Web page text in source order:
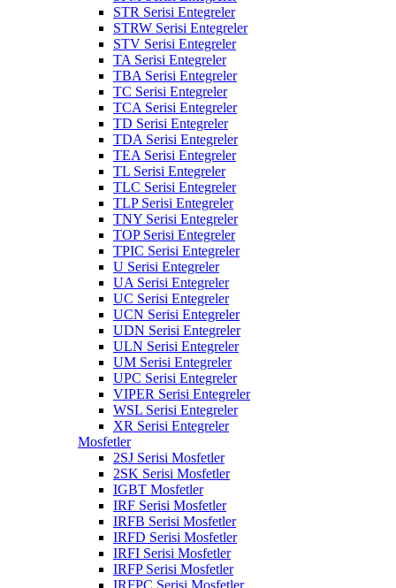
STR Serisi Entegreler
STRW Serisi Entegreler
STV Serisi Entegreler
TA Serisi Entegreler
TBA Serisi Entegreler
TC Serisi Entegreler
TCA Serisi Entegreler
TD Serisi Entegreler
TDA Serisi Entegreler
TEA Serisi Entegreler
TL Serisi Entegreler
TLC Serisi Entegreler
TLP Serisi Entegreler
TNY Serisi Entegreler
TOP Serisi Entegreler
TPIC Serisi Entegreler
U Serisi Entegreler
UA Serisi Entegreler
UC Serisi Entegreler
UCN Serisi Entegreler
UDN Serisi Entegreler
ULN Serisi Entegreler
UM Serisi Entegreler
UPC Serisi Entegreler
VIPER Serisi Entegreler
WSL Serisi Entegreler
XR Serisi Entegreler
Mosfetler
2SJ Serisi Mosfetler
2SK Serisi Mosfetler
IGBT Mosfetler
IRF Serisi Mosfetler
IRFB Serisi Mosfetler
IRFD Serisi Mosfetler
IRFI Serisi Mosfetler
IRFP Serisi Mosfetler
IRFPC Serisi Mosfetler